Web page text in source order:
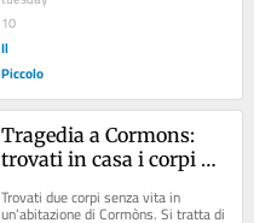
10
Il
Piccolo
Tragedia a Cormons:
trovati in casa i corpi
figlia
Trovati due corpi senza vita in
un’abitazione di Cormòns. Si tratta di